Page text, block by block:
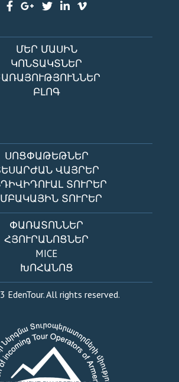
ՄԵՐ ՄԱՍԻՆ
ԿՈՆՏԱԿՏՆԵՐ
ԲԼՈԳ
ՍՈՑՓԱԹԵԹՆԵՐ
ՎԱՅՐԵՐ
ՏՈՒՐԵՐ
ՏՈՒՐԵՐ
ՓԱՌԱՏՈՆՆԵՐ
ՀՅՈՒՐԱՆՈՑՆԵՐ
MICE
ԽՈՀԱՆՈՑ
EdenTour. All rights reserved.